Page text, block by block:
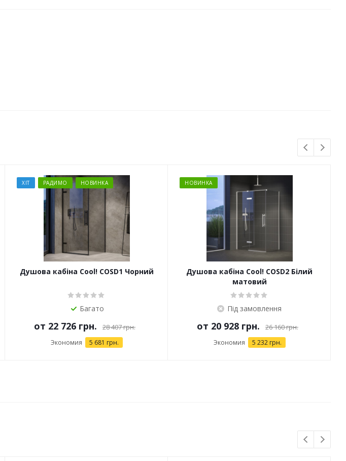
ХІТ РАДИМО НОВИНКА
Душова кабіна Cool! COSD1 Чорний
Багато
от 22 726 грн. 28 407 грн.
Экономия 5 681 грн.
НОВИНКА
Душова кабіна Cool! COSD2 Білий
матовий
Під замовлення
от 20 928 грн. 26 160 грн.
Экономия 5 232 грн.